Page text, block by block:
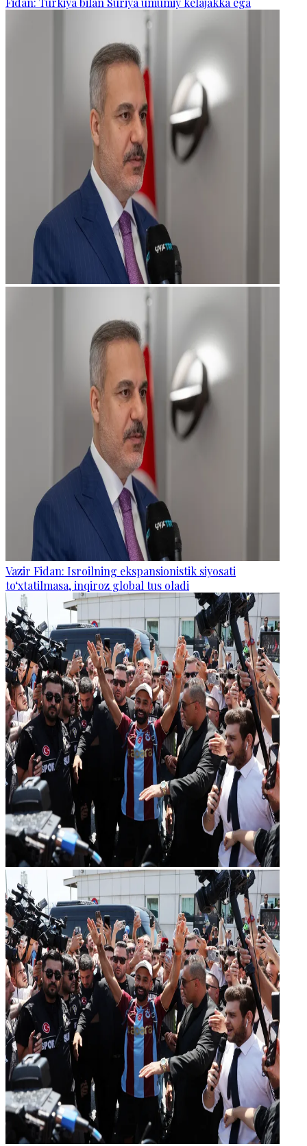
Vazir Fidan: Isroilning ekspansionistik siyosati
to‘xtatilmasa, inqiroz global tus oladi